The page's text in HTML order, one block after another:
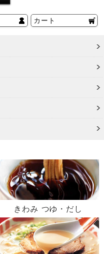
カート
きわみ つゆ・だし